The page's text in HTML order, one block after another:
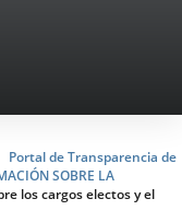
Portal de Transparencia de
SOBRE LA
los cargos electos y el